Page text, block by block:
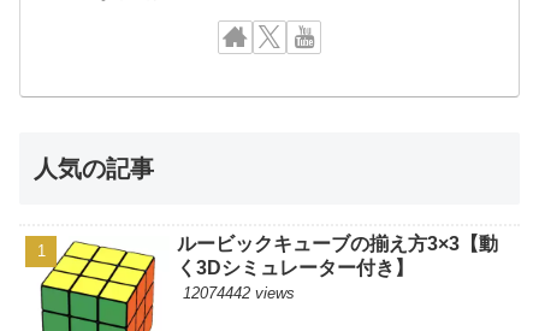
人気の記事
ルービックキューブの揃え方3×3【動
く3Dシミュレーター付き】
12074442 views